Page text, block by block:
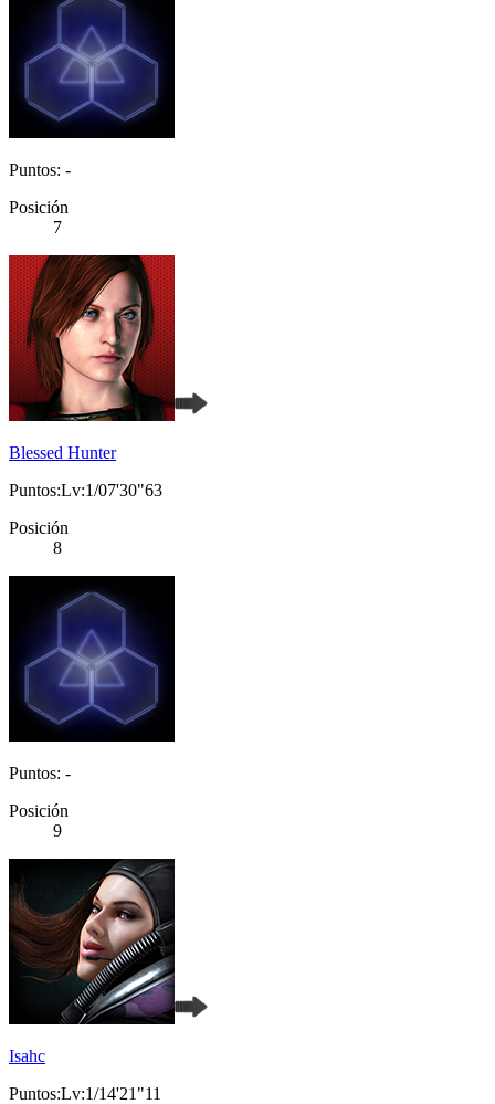
Puntos: -
Posición
7
Blessed Hunter
Puntos:Lv:1/07'30"63
Posición
8
Puntos: -
Posición
9
Isahc
Puntos:Lv:1/14'21"11